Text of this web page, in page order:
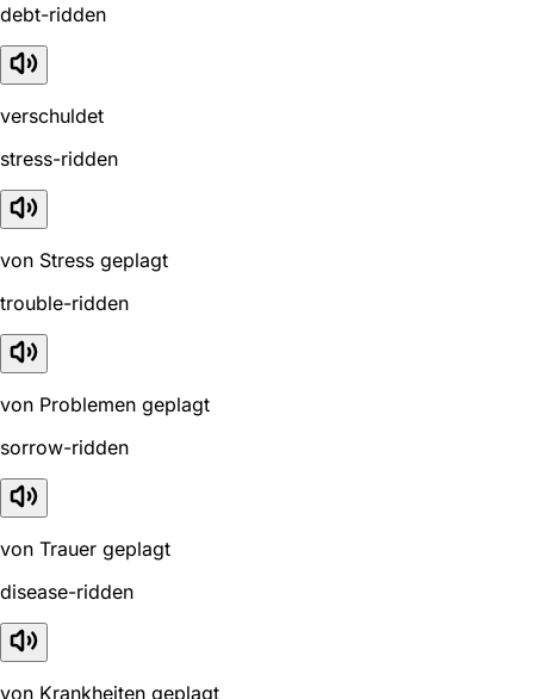
debt-ridden
verschuldet
stress-ridden
von Stress geplagt
trouble-ridden
von Problemen geplagt
sorrow-ridden
von Trauer geplagt
disease-ridden
von Krankheiten geplagt